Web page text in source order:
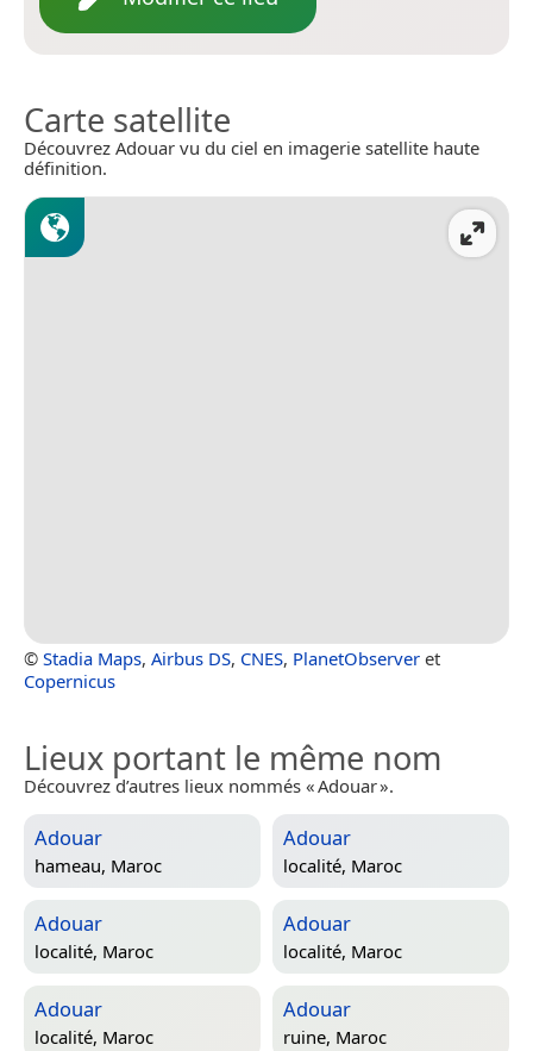
Carte satellite
Découvrez Adouar vu du ciel en imagerie satellite haute
définition.
© Stadia Maps, Airbus DS, CNES, PlanetObserver et
Copernicus
Lieux portant le même nom
Découvrez d’autres lieux nommés « Adouar ».
Adouar
hameau, Maroc
Adouar
localité, Maroc
Adouar
localité, Maroc
Adouar
localité, Maroc
Adouar
localité, Maroc
Adouar
ruine, Maroc